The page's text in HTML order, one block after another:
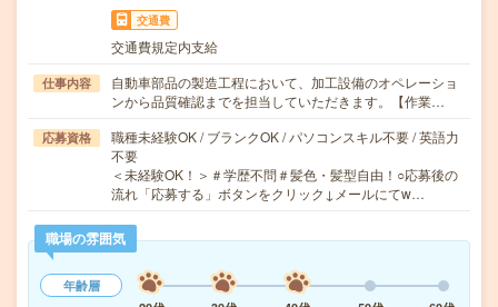
交通費
交通費規定内支給
仕事内容
自動車部品の製造工程において、加工設備のオペレーショ
ンから品質確認までを担当していただきます。【作業…
応募資格
職種未経験OK / ブランクOK / パソコンスキル不要 / 英語力
不要
＜未経験OK！＞＃学歴不問＃髪色・髪型自由！○応募後の
流れ「応募する」ボタンをクリック↓メールにてw…
職場の雰囲気
年齢層